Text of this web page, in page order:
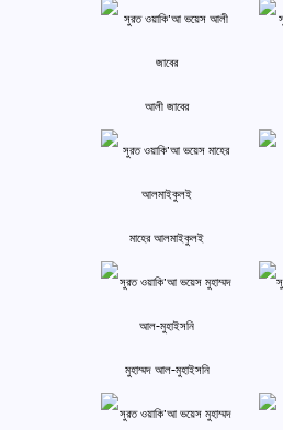
আলী জাবের
মাহের আলমাইকুলই
মুহাম্মদ আল-মুহাইসনি